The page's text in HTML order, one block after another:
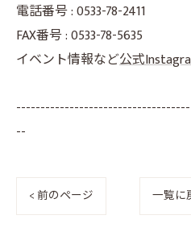
電話番号 : 0533-78-2411
FAX番号 : 0533-78-5635
イベント情報など公式
--
< 前のページ 一覧に